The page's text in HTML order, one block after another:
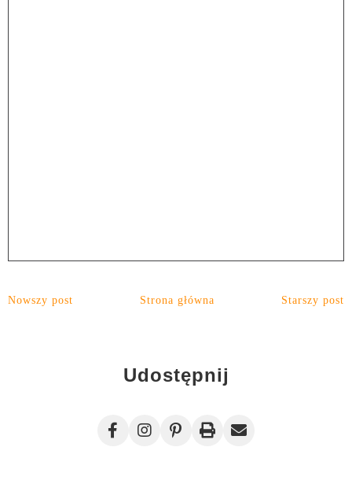
Nowszy post Starszy post
Strona główna
Udostępnij